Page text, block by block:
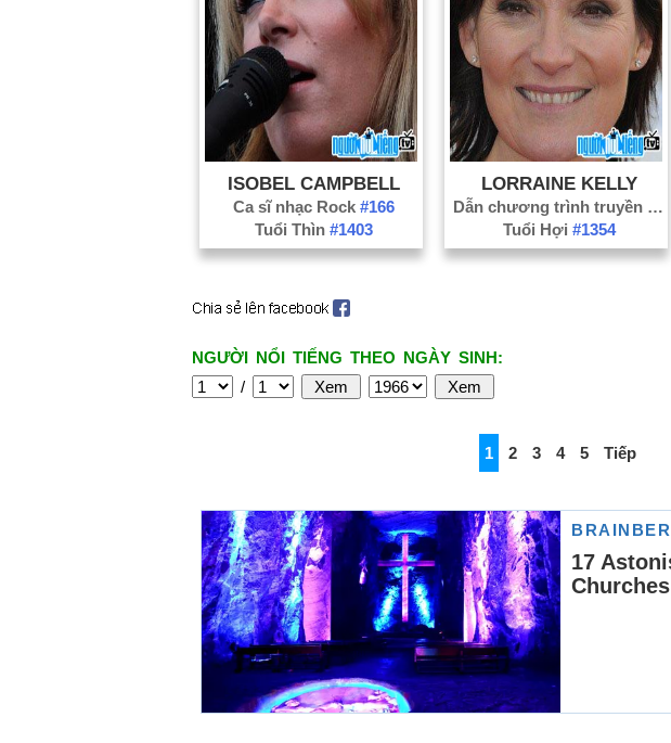
ISOBEL CAMPBELL
Ca sĩ nhạc Rock#166
Tuổi Thìn#1403
LORRAINE KELLY
Dẫn chương trình truyền hình
Tuổi Hợi#1354
NGƯỜI NỔI TIẾNG THEO NGÀY SINH:
/
1 2 3 4 5 Tiếp